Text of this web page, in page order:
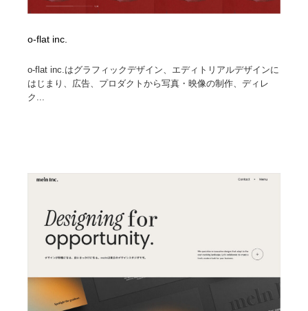
o-flat inc.
o-flat inc.はグラフィックデザイン、エディトリアルデザインに
はじまり、広告、プロダクトから写真・映像の制作、ディレ
ク...